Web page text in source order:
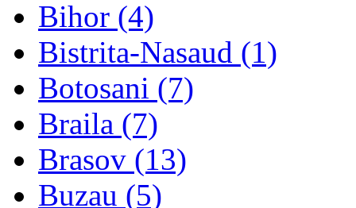
Bihor (4)
Bistrita-Nasaud (1)
Botosani (7)
Braila (7)
Brasov (13)
Buzau (5)